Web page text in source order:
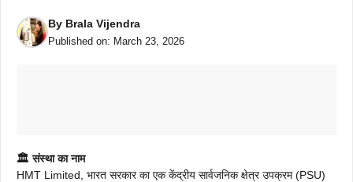
By Brala Vijendra
Published on: March 23, 2026
🏛️ संस्था का नाम
HMT Limited, भारत सरकार का एक केंद्रीय सार्वजनिक क्षेत्र उपक्रम (PSU)